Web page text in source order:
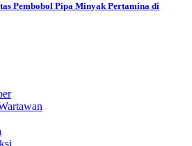
Pembobol Pipa Minyak Pertamina di